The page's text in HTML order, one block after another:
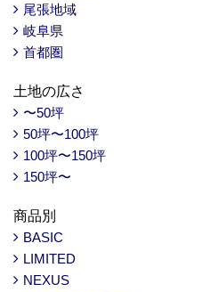
尾張地域
岐阜県
首都圏
土地の広さ
〜50坪
50坪〜100坪
100坪〜150坪
150坪〜
商品別
BASIC
LIMITED
NEXUS